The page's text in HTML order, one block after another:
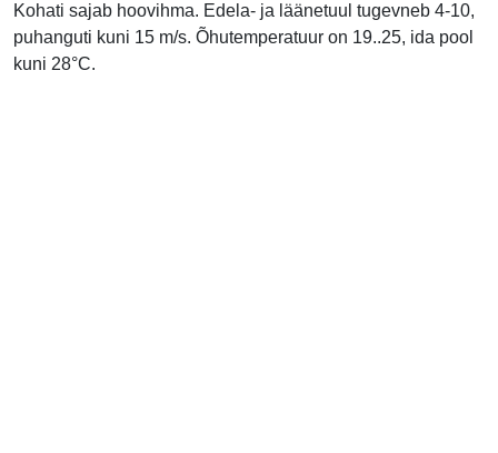
Kohati sajab hoovihma. Edela- ja läänetuul tugevneb 4-10,
puhanguti kuni 15 m/s. Õhutemperatuur on 19..25, ida pool
kuni 28°C.